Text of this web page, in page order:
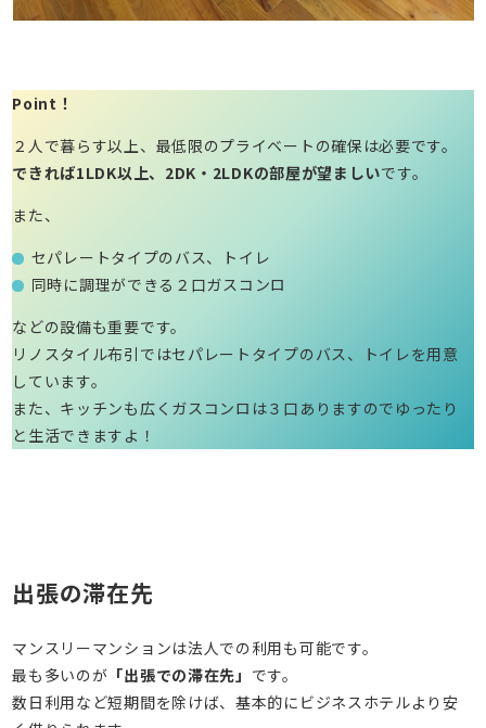
Point！
２人で暮らす以上、最低限のプライベートの確保は必要です。
できれば1LDK以上、2DK・2LDKの部屋が望ましいです。
また、
セパレートタイプのバス、トイレ
同時に調理ができる２口ガスコンロ
などの設備も重要です。
リノスタイル布引ではセパレートタイプのバス、トイレを用意
しています。
また、キッチンも広くガスコンロは３口ありますのでゆったり
と生活できますよ！
出張の滞在先
マンスリーマンションは法人での利用も可能です。
最も多いのが 「出張での滞在先」 です。
数日利用など短期間を除けば、基本的にビジネスホテルより安